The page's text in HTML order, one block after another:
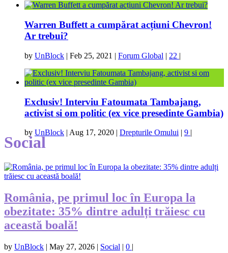
Warren Buffett a cumpărat acțiuni Chevron!
Ar trebui?
by UnBlock | Feb 25, 2021 | Forum Global | 22 |
Exclusiv! Interviu Fatoumata Tambajang,
activist si om politic (ex vice presedinte Gambia)
by UnBlock | Aug 17, 2020 | Drepturile Omului | 9 |
Social
România, pe primul loc în Europa la
obezitate: 35% dintre adulți trăiesc cu
această boală!
by UnBlock | May 27, 2026 | Social | 0 |